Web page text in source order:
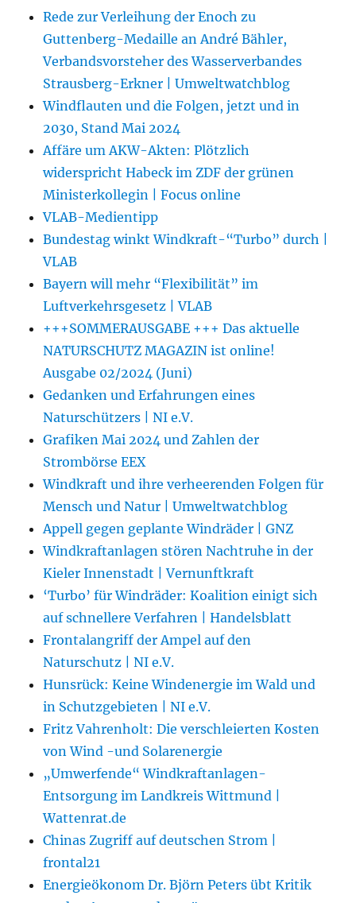
Rede zur Verleihung der Enoch zu
Guttenberg-Medaille an André Bähler,
Verbandsvorsteher des Wasserverbandes
Strausberg-Erkner | Umweltwatchblog
Windflauten und die Folgen, jetzt und in
2030, Stand Mai 2024
Affäre um AKW-Akten: Plötzlich
widerspricht Habeck im ZDF der grünen
Ministerkollegin | Focus online
VLAB-Medientipp
Bundestag winkt Windkraft-“Turbo” durch |
VLAB
Bayern will mehr “Flexibilität” im
Luftverkehrsgesetz | VLAB
+++SOMMERAUSGABE +++ Das aktuelle
NATURSCHUTZ MAGAZIN ist online!
Ausgabe 02/2024 (Juni)
Gedanken und Erfahrungen eines
Naturschützers | NI e.V.
Grafiken Mai 2024 und Zahlen der
Strombörse EEX
Windkraft und ihre verheerenden Folgen für
Mensch und Natur | Umweltwatchblog
Appell gegen geplante Windräder | GNZ
Windkraftanlagen stören Nachtruhe in der
Kieler Innenstadt | Vernunftkraft
‘Turbo’ für Windräder: Koalition einigt sich
auf schnellere Verfahren | Handelsblatt
Frontalangriff der Ampel auf den
Naturschutz | NI e.V.
Hunsrück: Keine Windenergie im Wald und
in Schutzgebieten | NI e.V.
Fritz Vahrenholt: Die verschleierten Kosten
von Wind -und Solarenergie
„Umwerfende“ Windkraftanlagen-
Entsorgung im Landkreis Wittmund |
Wattenrat.de
Chinas Zugriff auf deutschen Strom |
frontal21
Energieökonom Dr. Björn Peters übt Kritik